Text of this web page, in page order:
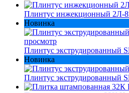
Плинтус инжекционный 2Л-
Новинка
просмотр
Плинтус экструдированный
Новинка
Плинтус экструдированный